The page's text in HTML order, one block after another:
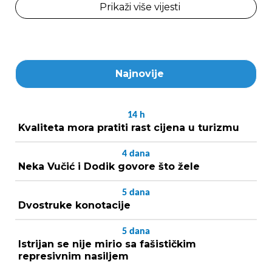
Prikaži više vijesti
Najnovije
14 h
Kvaliteta mora pratiti rast cijena u turizmu
4 dana
Neka Vučić i Dodik govore što žele
5 dana
Dvostruke konotacije
5 dana
Istrijan se nije mirio sa fašističkim
represivnim nasiljem